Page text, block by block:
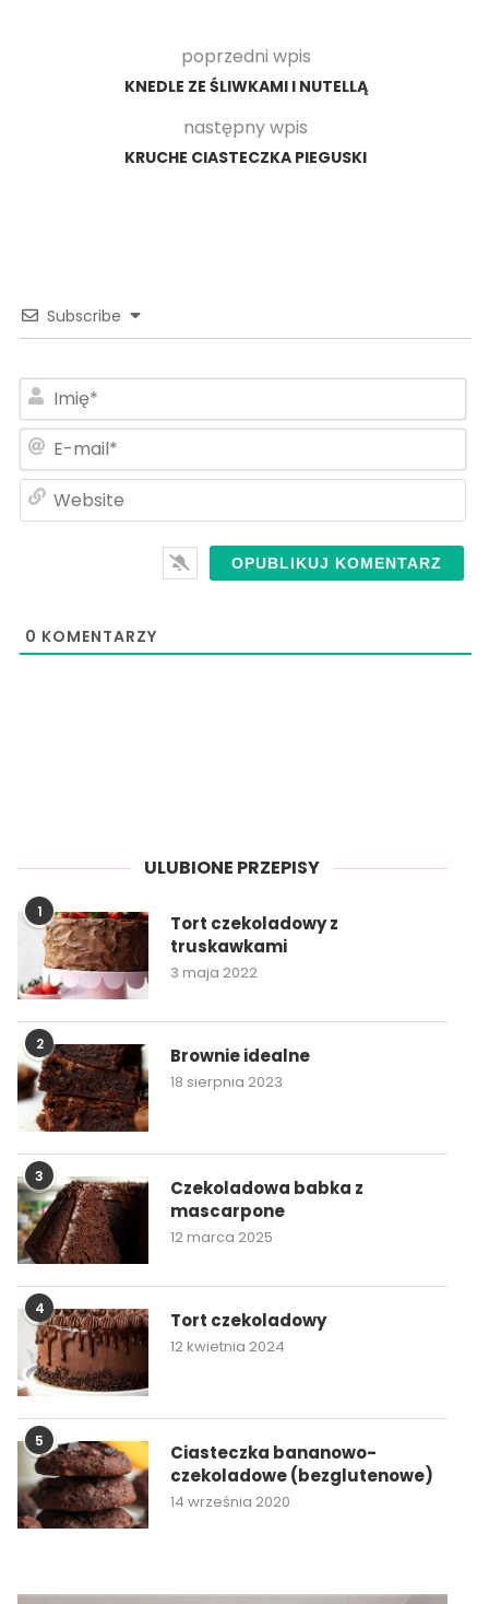
poprzedni wpis
KNEDLE ZE ŚLIWKAMI I NUTELLĄ
następny wpis
KRUCHE CIASTECZKA PIEGUSKI
Subscribe
0 KOMENTARZY
ULUBIONE PRZEPISY
1
Tort czekoladowy z
truskawkami
3 maja 2022
2 Brownie idealne
18 sierpnia 2023
3
Czekoladowa babka z
mascarpone
12 marca 2025
4 Tort czekoladowy
12 kwietnia 2024
5
Ciasteczka bananowo-
czekoladowe (bezglutenowe)
14 września 2020